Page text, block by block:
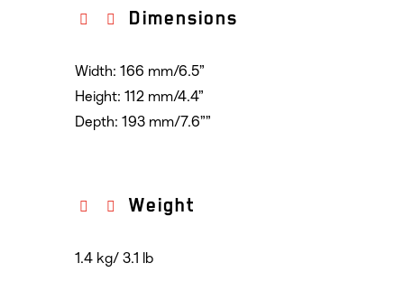
Dimensions
Width: 166 mm/6.5”
Height: 112 mm/4.4”
Depth: 193 mm/7.6””
Weight
1.4 kg/ 3.1 lb